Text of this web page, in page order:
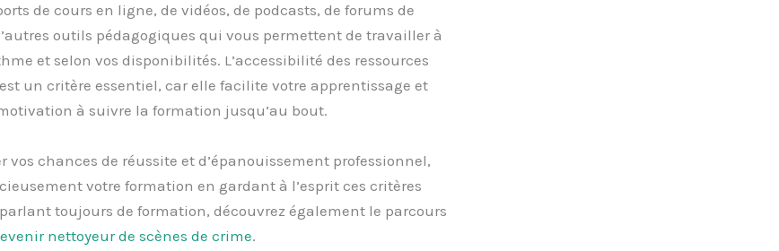
de cours en ligne, de vidéos, de podcasts, de forums de
outils pédagogiques qui vous permettent de travailler à
et selon vos disponibilités. L’accessibilité des ressources
un critère essentiel, car elle facilite votre apprentissage et
à suivre la formation jusqu’au bout.
vos chances de réussite et d’épanouissement professionnel,
votre formation en gardant à l’esprit ces critères
toujours de formation, découvrez également le parcours
nettoyeur de scènes de crime.